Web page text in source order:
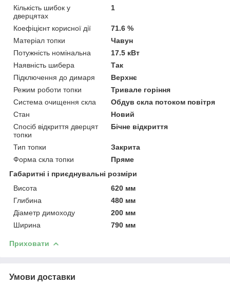
Кількість шибок у
дверцятах
1
Коефіцієнт корисної дії
71.6 %
Матеріал топки
Чавун
Потужність номінальна
17.5 кВт
Наявність шибера
Так
Підключення до димаря
Верхнє
Режим роботи топки
Тривале горіння
Система очищення скла
Обдув скла потоком повітря
Стан
Новий
Спосіб відкриття дверцят
топки
Бічне відкриття
Тип топки
Закрита
Форма скла топки
Пряме
Габаритні і приєднувальні розміри
Висота
620 мм
Глибина
480 мм
Діаметр димоходу
200 мм
Ширина
790 мм
Приховати
Умови доставки